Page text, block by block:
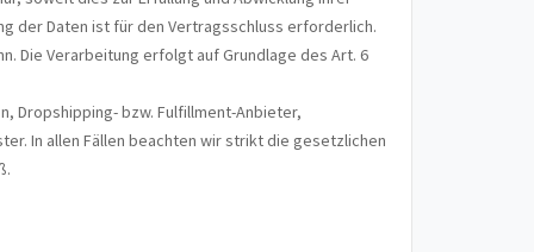
der Daten ist für den Vertragsschluss erforderlich.
Die Verarbeitung erfolgt auf Grundlage des Art. 6
Dropshipping- bzw. Fulfillment-Anbieter,
In allen Fällen beachten wir strikt die gesetzlichen